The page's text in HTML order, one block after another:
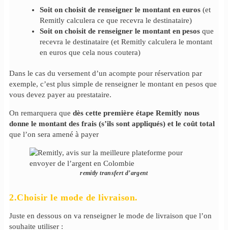
Soit on choisit de renseigner le montant en euros (et
Remitly calculera ce que recevra le destinataire)
Soit on choisit de renseigner le montant en pesos que
recevra le destinataire (et Remitly calculera le montant
en euros que cela nous coutera)
Dans le cas du versement d’un acompte pour réservation par
exemple, c’est plus simple de renseigner le montant en pesos que
vous devez payer au prestataire.
On remarquera que dès cette première étape Remitly nous
donne le montant des frais (s’ils sont appliqués) et le coût total
que l’on sera amené à payer
remitly transfert d’argent
2.Choisir le mode de livraison.
Juste en dessous on va renseigner le mode de livraison que l’on
souhaite utiliser :